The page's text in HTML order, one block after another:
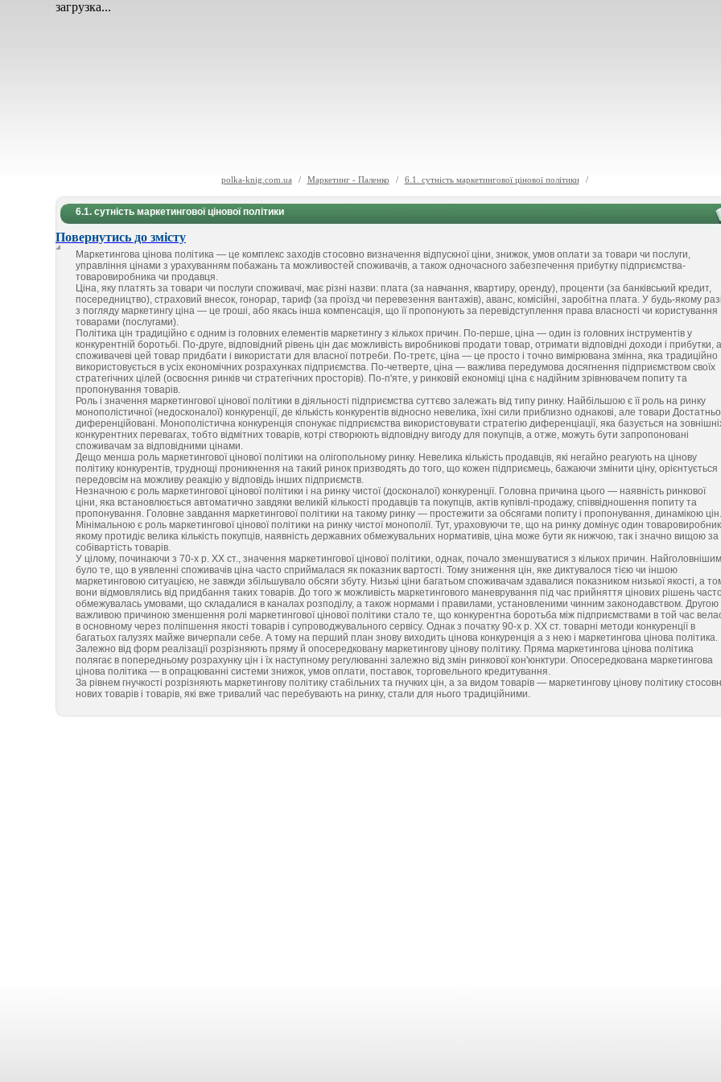
загрузка...
polka-knig.com.ua / Маркетинг - Паленко / 6.1. сутність маркетингової цінової політики /
6.1. сутність маркетингової цінової політики
Повернутись до змісту
Маркетингова цінова політика — це комплекс заходів стосовно визначення відпускної ціни, знижок, умов оплати за товари чи послуги,
управління цінами з урахуванням побажань та можливостей споживачів, а також одночасного забезпечення прибутку підприємства-
товаровиробника чи продавця.
Ціна, яку платять за товари чи послуги споживачі, має різні назви: плата (за навчання, квартиру, оренду), проценти (за банківський кредит,
посередництво), страховий внесок, гонорар, тариф (за проїзд чи перевезення вантажів), аванс, комісійні, заробітна плата. У будь-якому разі
з погляду маркетингу ціна — це гроші, або якась інша компенсація, що її пропонують за перевідступлення права власності чи користування
товарами (послугами).
Політика цін традиційно є одним із головних елементів маркетингу з кількох причин. По-перше, ціна — один із головних інструментів у
конкурентній боротьбі. По-друге, відповідний рівень цін дає можливість виробникові продати товар, отримати відповідні доходи і прибутки, а
споживачеві цей товар придбати і використати для власної потреби. По-третє, ціна — це просто і точно вимірювана змінна, яка традиційно
використовується в усіх економічних розрахунках підприємства. По-четверте, ціна — важлива передумова досягнення підприємством своїх
стратегічних цілей (освоєння ринків чи стратегічних просторів). По-п'яте, у ринковій економіці ціна є надійним зрівнювачем попиту та
пропонування товарів.
Роль і значення маркетингової цінової політики в діяльності підприємства суттєво залежать від типу ринку. Найбільшою є її роль на ринку
монополістичної (недосконалої) конкуренції, де кількість конкурентів відносно невелика, їхні сили приблизно однакові, але товари Достатньо
диференційовані. Монополістична конкуренція спонукає підприємства використовувати стратегію диференціації, яка базується на
конкурентних перевагах, тобто відмітних товарів, котрі створюють відповідну вигоду для покупців, а отже, можуть бути запропоновані
споживачам за відповідними цінами.
Дещо менша роль маркетингової цінової політики на олігопольному ринку. Невелика кількість продавців, які негайно реагують на цінову
політику конкурентів, труднощі проникнення на такий ринок призводять до того, що кожен підприємець, бажаючи змінити ціну, орієнтується
передовсім на можливу реакцію у відповідь інших підприємств.
Незначною є роль маркетингової цінової політики і на ринку чистої (досконалої) конкуренції. Головна причина цього — наявність ринкової
ціни, яка встановлюється автоматично завдяки великій кількості продавців та покупців, актів купівлі-продажу, співвідношення попиту та
пропонування. Головне завдання маркетингової політики на такому ринку — простежити за обсягами попиту і пропонування, динамікою цін.
Мінімальною є роль маркетингової цінової політики на ринку чистої монополії. Тут, ураховуючи те, що на ринку домінує один
якому протидіє велика кількість покупців, наявність державних обмежувальних нормативів, ціна може бути як нижчою, так і значно вищою за
собівартість товарів.
У цілому, починаючи з 70-х р. XX ст., значення маркетингової цінової політики, однак, почало зменшуватися з кількох причин. Найголовнішим
було те, що в уявленні споживачів ціна часто сприймалася як показник вартості. Тому зниження цін, яке диктувалося тією чи іншою
маркетинговою ситуацією, не завжди збільшувало обсяги збуту. Низькі ціни багатьом споживачам здавалися показником низької якості, а
вони відмовлялись від придбання таких товарів. До того ж можливість маркетингового маневрування під час прийняття цінових рішень часто
обмежувалась умовами, що складалися в каналах розподілу, а також нормами і правилами, установленими чинним законодавством. Другою
важливою причиною зменшення ролі маркетингової цінової політики стало те, що конкурентна боротьба між підприємствами в той час
в основному через поліпшення якості товарів і супроводжувального сервісу. Однак з початку 90-х р. XX ст. товарні методи конкуренції в
багатьох галузях майже вичерпали себе. А тому на перший план знову виходить цінова конкуренція а з нею і маркетингова цінова політика.
Залежно від форм реалізації розрізняють пряму й опосередковану маркетингову цінову політику. Пряма маркетингова цінова політика
полягає в попередньому розрахунку цін і їх наступному регулюванні залежно від змін ринкової кон'юнктури. Опосередкована маркетингова
цінова політика — в опрацюванні системи знижок, умов оплати, поставок, торговельного кредитування.
За рівнем гнучкості розрізняють маркетингову політику стабільних та гнучких цін, а за видом товарів — маркетингову цінову політику
нових товарів і товарів, які вже тривалий час перебувають на ринку, стали для нього традиційними.